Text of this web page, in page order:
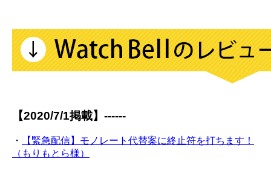
【2020/7/1掲載】------
・
【緊急配信】モノレート代替案に終止符を打ちます！
（もりもとら様）